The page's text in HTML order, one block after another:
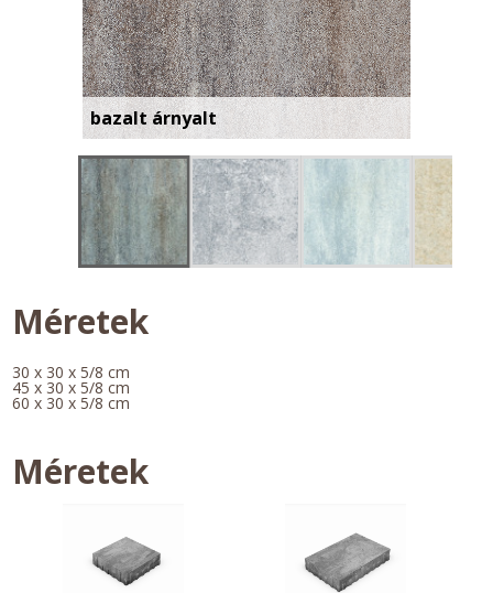
bazalt árnyalt
Méretek
30 x 30 x 5/8 cm
45 x 30 x 5/8 cm
60 x 30 x 5/8 cm
Méretek